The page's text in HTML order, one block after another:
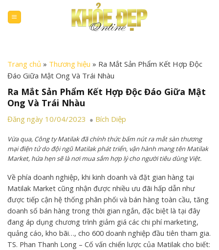
content
Trang chủ » Thương hiệu » Ra Mắt Sản Phẩm Kết Hợp Độc
Đáo Giữa Mật Ong Và Trái Nhàu
Ra Mắt Sản Phẩm Kết Hợp Độc Đáo Giữa Mật
Ong Và Trái Nhàu
Đăng ngày 10/04/2023 Bích Diệp
Vừa qua, Công ty Matilak đã chính thức bấm nút ra mắt sàn thương
mại điện tử do đội ngũ Matilak phát triển, vận hành mang tên Matilak
Market, hứa hẹn sẽ là nơi mua sắm hợp lý cho người tiêu dùng Việt.
Về phía doanh nghiệp, khi kinh doanh và đặt gian hàng tại
Matilak Market cũng nhận được nhiều ưu đãi hấp dẫn như
được tiếp cận hệ thống phân phối và bán hàng toàn cầu, tăng
doanh số bán hàng trong thời gian ngắn, đặc biệt là tại đây
đang áp dụng chương trình giảm giá các chi phí marketing,
quảng cáo, kho bãi…, cho 600 doanh nghiệp đầu tiên tham gia.
TS. Phan Thanh Long – Cố vấn chiến lược của Matilak cho biết: